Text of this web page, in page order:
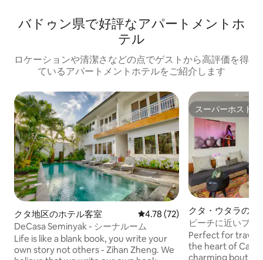
バドゥン県で好評なアパートメントホ
テル
ロケーションや清潔さなどの点でゲストから高評価を得
ているアパートメントホテルをご紹介します
クタ地区のホテル客室 レビュー72件、5つ星中4.78つ
4.78 (72)
DeCasa Seminyak - シーナルーム
Life is like a blank book, you write your
own story not others - Zihan Zheng. We
スーパーホスト
スーパーホスト
クタ・ウタラのホ
ビーチに近いプー
パート
Perfect for
the heart of
charming